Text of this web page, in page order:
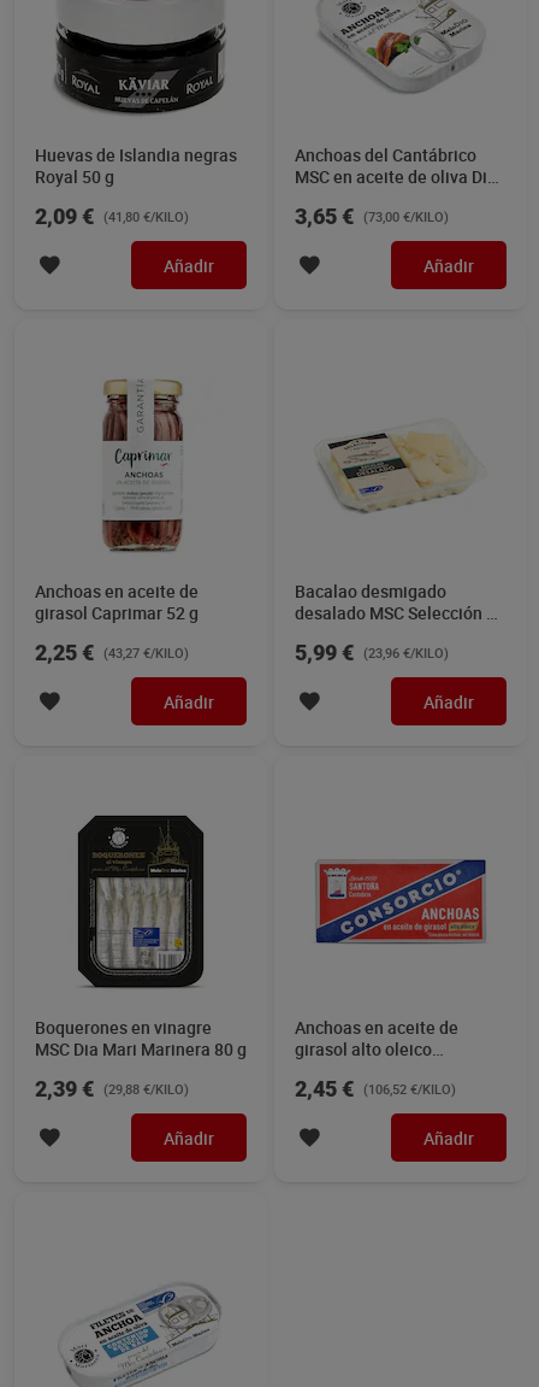
Huevas de Islandia negras
Royal 50 g
2,09 € (41,80 €/KILO)
Añadir
Anchoas del Cantábrico
MSC en aceite de oliva Dia
3,65 € (73,00 €/KILO)
Añadir
Anchoas en aceite de
girasol Caprimar 52 g
2,25 € (43,27 €/KILO)
Añadir
Bacalao desmigado
desalado MSC Selección de
5,99 € (23,96 €/KILO)
Añadir
Boquerones en vinagre
MSC Dia Mari Marinera 80 g
2,39 € (29,88 €/KILO)
Añadir
Anchoas en aceite de
girasol alto oleico
2,45 € (106,52 €/KILO)
Añadir